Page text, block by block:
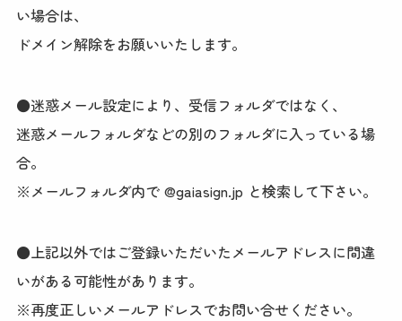
い場合は、
ドメイン解除をお願いいたします。
●迷惑メール設定により、受信フォルダではなく、
迷惑メールフォルダなどの別のフォルダに入っている場
合。
※メールフォルダ内で @gaiasign.jp と検索して下さい。
●上記以外ではご登録いただいたメールアドレスに間違
いがある可能性があります。
※再度正しいメールアドレスでお問い合せください。